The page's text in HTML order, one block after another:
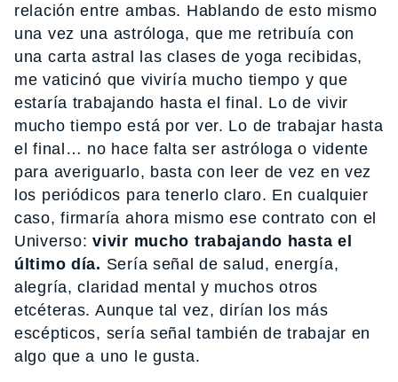
relación entre ambas. Hablando de esto mismo
una vez una astróloga, que me retribuía con
una carta astral las clases de yoga recibidas,
me vaticinó que viviría mucho tiempo y que
estaría trabajando hasta el final. Lo de vivir
mucho tiempo está por ver. Lo de trabajar hasta
el final… no hace falta ser astróloga o vidente
para averiguarlo, basta con leer de vez en vez
los periódicos para tenerlo claro. En cualquier
caso, firmaría ahora mismo ese contrato con el
Universo:vivir mucho trabajando hasta el
último día. Sería señal de salud, energía,
alegría, claridad mental y muchos otros
etcéteras. Aunque tal vez, dirían los más
escépticos, sería señal también de trabajar en
algo que a uno le gusta.